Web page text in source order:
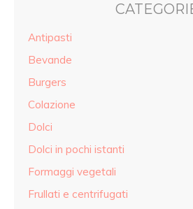
Antipasti
Bevande
Burgers
Colazione
Dolci
Dolci in pochi istanti
Formaggi vegetali
Frullati e centrifugati